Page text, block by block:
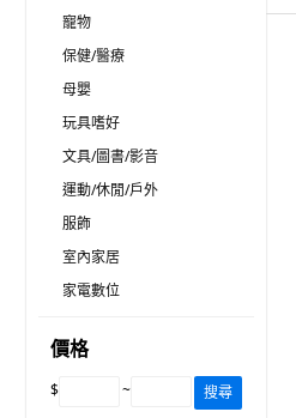
寵物
保健/醫療
母嬰
玩具嗜好
文具/圖書/影音
運動/休閒/戶外
服飾
室內家居
家電數位
價格
$ ~ 搜尋